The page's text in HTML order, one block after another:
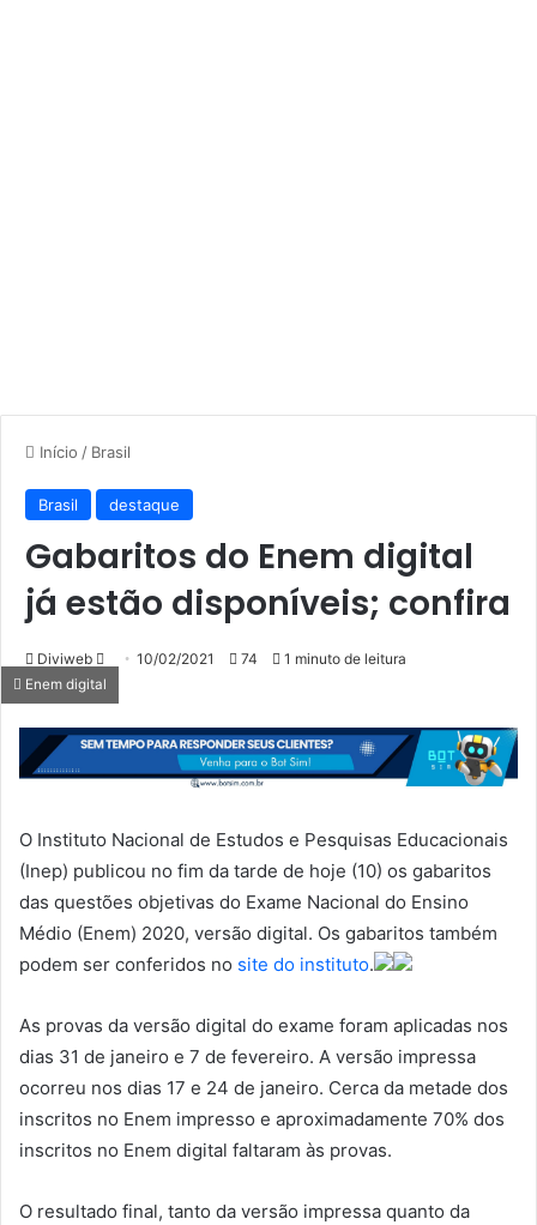
Início / Brasil
Brasil destaque
Gabaritos do Enem digital
já estão disponíveis; confira
Diviweb
Mande
um
mail
10/02/2021 74 1 minuto de leitura
Enem digital
O Instituto Nacional de Estudos e Pesquisas Educacionais
(Inep) publicou no fim da tarde de hoje (10) os gabaritos
das questões objetivas do Exame Nacional do Ensino
Médio (Enem) 2020, versão digital. Os gabaritos também
podem ser conferidos no site do instituto.
As provas da versão digital do exame foram aplicadas nos
dias 31 de janeiro e 7 de fevereiro. A versão impressa
ocorreu nos dias 17 e 24 de janeiro. Cerca da metade dos
inscritos no Enem impresso e aproximadamente 70% dos
inscritos no Enem digital faltaram às provas.
O resultado final, tanto da versão impressa quanto da